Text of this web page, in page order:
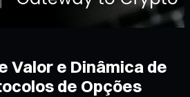
Valor e Dinâmica de
de Opções